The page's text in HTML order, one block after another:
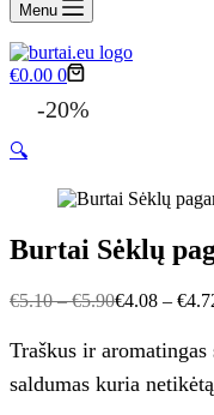
Menu
Krepšelis
€0.00 0
-20%
🔍
Burtai Sėklų
€5.10–€5.90€4.08 – €
Traškus ir
saldumas kuria